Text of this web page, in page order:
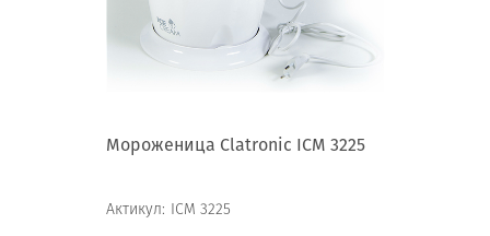
Мороженица Clatronic ICM 3225
Актикул: ICM 3225